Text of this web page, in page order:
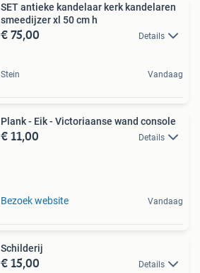
SET antieke kandelaar kerk kandelaren
smeedijzer xl 50 cm h
€ 75,00 Details
Stein Vandaag
Plank - Eik - Victoriaanse wand console
€ 11,00 Details
Bezoek website Vandaag
Schilderij
€ 15,00 Details